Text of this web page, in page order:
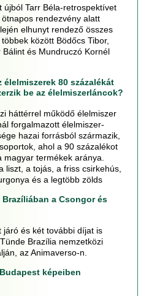
újból Tarr Béla-retrospektívet
rendezvény alatt
elhunyt rendező összes
között Bödőcs Tibor,
Bálint és Mundruczó Kornél
80 százalékát
be az élelmiszerláncok?
háttérrel működő élelmiszer
forgalmazott élelmiszer-
hazai forrásból származik,
ahol a 90 százalékot
termékek aránya.
liszt, a tojás, a friss csirkehús,
és a legtöbb zölds
a Csongor és
járó és két további díjat is
Brazília nemzetközi
az Animaverso-n.
képeiben